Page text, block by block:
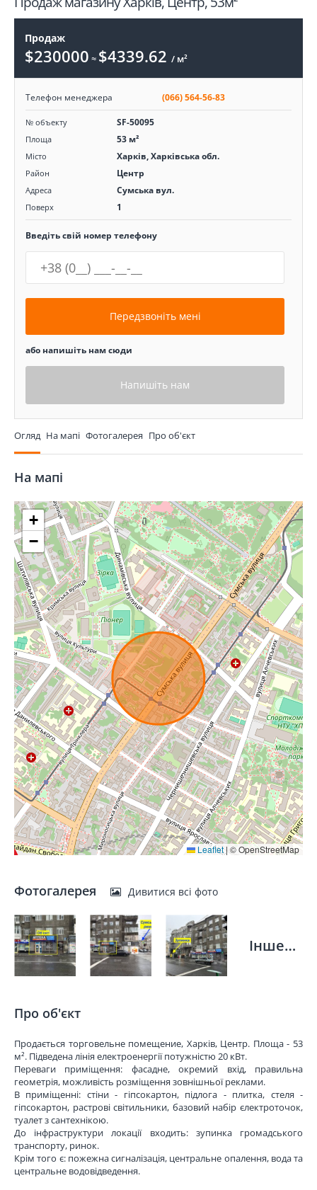
Продаж
$230000 ≈ $4339.62 / м²
Телефон менеджера (066) 564-56-83
№ объекту SF-50095
Площа 53 м²
Місто Харків, Харківська обл.
Район Центр
Адреса Сумська вул.
Поверх 1
Введіть свій номер телефону
Передзвоніть мені
або напишіть нам сюди
Напишіть нам
Огляд На мапі Фотогалерея Про об'єкт
На мапі
+
−
Leaflet | © OpenStreetMap
Фотогалерея Дивитися всі фото
Інше…
Про об'єкт
Продається торговельне помещение, Харків, Центр. Площа - 53
м². Підведена лінія електроенергії потужністю 20 кВт.
Переваги приміщення: фасадне, окремий вхід, правильна
геометрія, можливість розміщення зовнішньої реклами.
В приміщенні: стіни - гіпсокартон, підлога - плитка, стеля -
гіпсокартон, растрові світильники, базовий набір єлектроточок,
туалет з сантехнікою.
До інфраструктури локації входить: зупинка громадського
транспорту, ринок.
Крім того є: пожежна сигналізація, центральне опалення, вода та
центральне водовідведення.